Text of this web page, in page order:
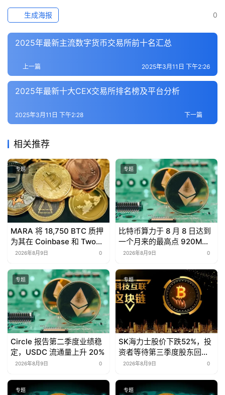
0
生成海报
2025年最新主流数字货币交易所前十名汇总
上一篇 2025年3月11日 下午2:26
2025年最新十大CEX交易所排名榜及平台分析
下一篇
2025年3月11日 下午2:28
相关推荐
专题
MARA 将 18,750 BTC 质押
为其在 Coinbase 和 Two
Prime 的$600M 笔比特币
2026年8月9日 0
专题
比特币算力于 8 月 8 日达到
一个月来的最高点 920M
TH/s。
2026年8月9日 0
专题
Circle 报告第二季度业绩稳
定，USDC 流通量上升 20%
2026年8月9日 0
专题
SK海力士股价下跌52%，投
资者等待第三季度股东回报
计划
2026年8月9日 0
专题 专题